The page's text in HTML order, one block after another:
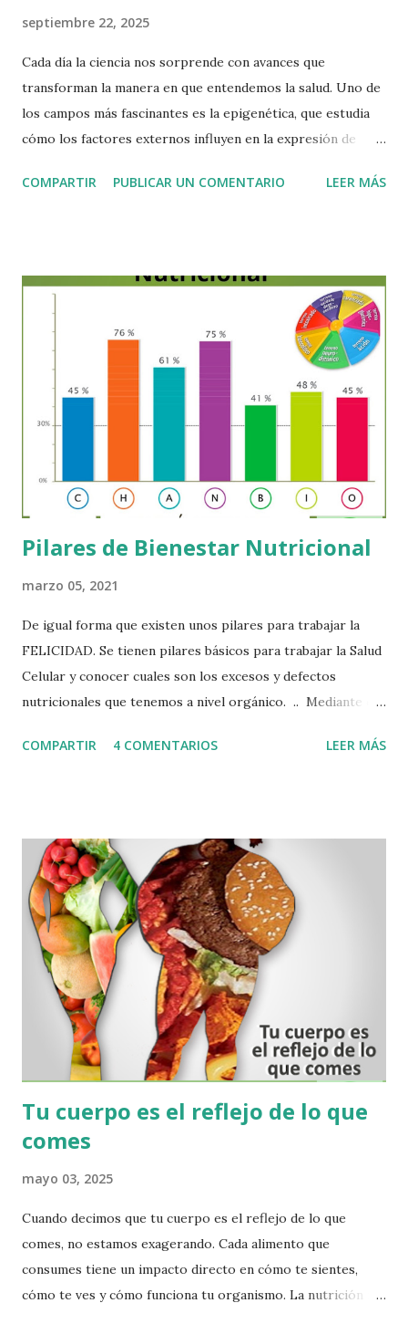
septiembre 22, 2025
Cada día la ciencia nos sorprende con avances que
transforman la manera en que entendemos la salud. Uno de
los campos más fascinantes es la epigenética, que estudia
cómo los factores externos influyen en la expresión de
solo entre un 5 y 10 % de nuestra salud depende de la
plano” de nuestro organismo, el medio ambiente es el que
decide en gran medida cómo se expresan. La epigenética
analiza precisamente esto: Cómo los genes se activan o
desactivan en diferentes etapas de la vida. La influencia de la
alimentación, los factores emocionales y los agentes
ambientales en la expresión genética. Conocer con
precisión estos factores nos otorga un enorme poder:
Modificando nuestros hábitos y nuestro entorn...
COMPARTIR PUBLICAR UN COMENTARIO LEER MÁS
Pilares de Bienestar Nutricional
marzo 05, 2021
De igual forma que existen unos pilares para trabajar la
FELICIDAD. Se tienen pilares básicos para trabajar la Salud
Celular y conocer cuales son los excesos y defectos
nutricionales que tenemos a nivel orgánico. .. Mediante el
han seguido patrones, clínicos, experimentales en sinergia
conocer edos excesos y defectos nutricionales que generan
los hábitos alimentarios de una persona. .. Ahora bien,
hoy gracias a la tecnología podemos acceder de una manera
fácil y cómoda desde la tranquilidad de su hogar, a
este cuestionario de su PERFIL BIONUTRICIONAL y
recibir un resultado que se refleja en un Histograma
detallado, en donde muestra cómo evoluciona
metabólicamente su organismo, y cuáles son las afecciones
más direc...
COMPARTIR 4 COMENTARIOS LEER MÁS
Tu cuerpo es el reflejo de lo que
comes
mayo 03, 2025
Cuando decimos que tu cuerpo es el reflejo de lo que
comes, no estamos exagerando. Cada alimento que
consumes tiene un impacto directo en cómo te sientes,
cómo te ves y cómo funciona tu organismo. La nutrición no